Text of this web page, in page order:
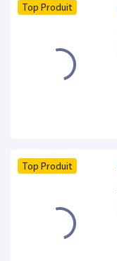
Top Produit
Top Produit